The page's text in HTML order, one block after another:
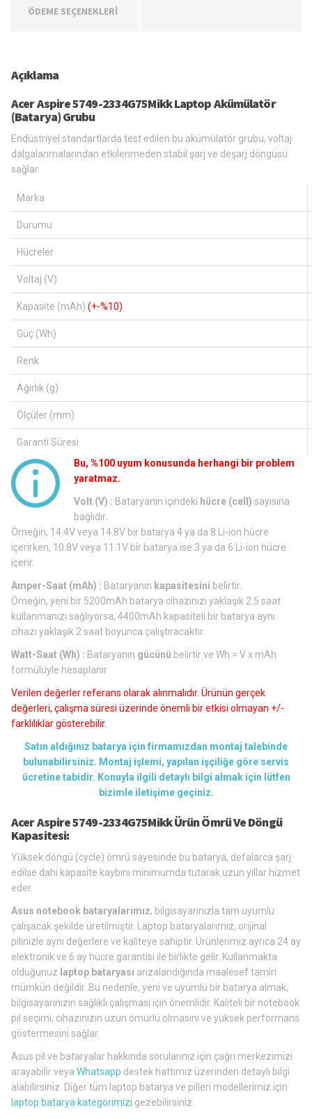
ÖDEME SEÇENEKLERİ
Açıklama
Acer Aspire 5749-2334G75Mikk Laptop Akümülatör
(Batarya) Grubu
Endüstriyel standartlarda test edilen bu akümülatör grubu, voltaj
dalgalanmalarından etkilenmeden stabil şarj ve deşarj döngüsü
sağlar.
Marka
Durumu
Hücreler
Voltaj (V)
Kapasite (mAh) (+-%10)
Güç (Wh)
Renk
Ağırlık (g)
Ölçüler (mm)
Garanti Süresi
Bu, %100 uyum konusunda herhangi bir problem
yaratmaz.
Volt (V) : Bataryanın içindeki hücre (cell) sayısına
bağlıdır.
Örneğin, 14.4V veya 14.8V bir batarya 4 ya da 8 Li-ion hücre
içerirken, 10.8V veya 11.1V bir batarya ise 3 ya da 6 Li-ion hücre
içerir.
Amper-Saat (mAh) : Bataryanın kapasitesini belirtir.
Örneğin, yeni bir 5200mAh batarya cihazınızı yaklaşık 2.5 saat
kullanmanızı sağlıyorsa, 4400mAh kapasiteli bir batarya aynı
cihazı yaklaşık 2 saat boyunca çalıştıracaktır.
Watt-Saat (Wh) : Bataryanın gücünü belirtir ve Wh = V x mAh
formülüyle hesaplanır
Verilen değerler referans olarak alınmalıdır. Ürünün gerçek
değerleri, çalışma süresi üzerinde önemli bir etkisi olmayan +/-
farklılıklar gösterebilir.
Satın aldığınız batarya için firmamızdan montaj talebinde
bulunabilirsiniz. Montaj işlemi, yapılan işçiliğe göre servis
ücretine tabidir. Konuyla ilgili detaylı bilgi almak için lütfen
bizimle iletişime geçiniz.
Acer Aspire 5749-2334G75Mikk Ürün Ömrü Ve Döngü
Kapasitesi:
Yüksek döngü (cycle) ömrü sayesinde bu batarya, defalarca şarj
edilse dahi kapasite kaybını minimumda tutarak uzun yıllar hizmet
eder.
Asus notebook bataryalarımız, bilgisayarınızla tam uyumlu
çalışacak şekilde üretilmiştir. Laptop bataryalarımız, orijinal
pilinizle aynı değerlere ve kaliteye sahiptir. Ürünlerimiz ayrıca 24 ay
elektronik ve 6 ay hücre garantisi ile birlikte gelir. Kullanmakta
olduğunuz laptop bataryası arızalandığında maalesef tamiri
mümkün değildir. Bu nedenle, yeni ve uyumlu bir batarya almak,
bilgisayarınızın sağlıklı çalışması için önemlidir. Kaliteli bir notebook
pil seçimi, cihazınızın uzun ömürlü olmasını ve yüksek performans
göstermesini sağlar.
Asus pil ve bataryalar hakkında sorularınız için çağrı merkezimizi
arayabilir veya Whatsapp destek hattımız üzerinden detaylı bilgi
alabilirsiniz. Diğer tüm laptop batarya ve pilleri modellerimiz için
laptop batarya kategorimizi gezebilirsiniz.